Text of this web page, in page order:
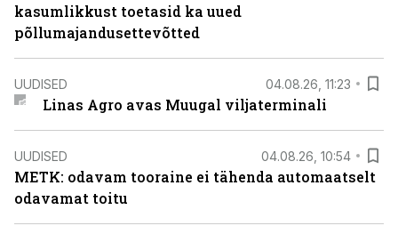
kasumlikkust toetasid ka uued
põllumajandusettevõtted
UUDISED 04.08.26, 11:23
Linas Agro avas Muugal viljaterminali
UUDISED 04.08.26, 10:54
METK: odavam tooraine ei tähenda automaatselt
odavamat toitu